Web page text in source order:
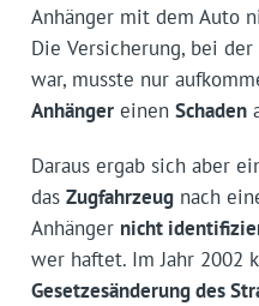
Anhänger mit dem Auto
Die Versicherung, bei
war, musste nur
Anhängereinen Schaden
Daraus ergab sich aber
das Zugfahrzeugnach
Anhänger nicht
wer haftet. Im Jahr 2002
Gesetzesänderung des